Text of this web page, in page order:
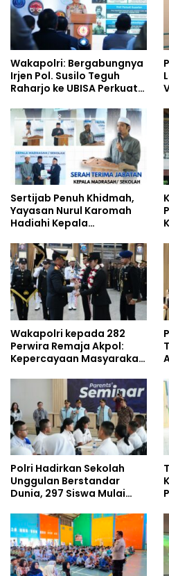
Wakapolri: Bergabungnya
Irjen Pol. Susilo Teguh
Raharjo ke UBISA Perkuat
Studi Kepolisian
Sertijab Penuh Khidmah,
Yayasan Nurul Karomah
Hadiahi Kepala
Umrah
Wakapolri kepada 282
Perwira Remaja Akpol:
Kepercayaan Masyarakat
Polri Hadirkan Sekolah
Unggulan Berstandar
Dunia, 297 Siswa Mulai